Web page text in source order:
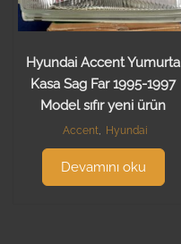
Hyundai Accent Yumurta
Kasa Sag Far 1995-1997
Model sıfır yeni ürün
Accent, Hyundai
Devamını oku